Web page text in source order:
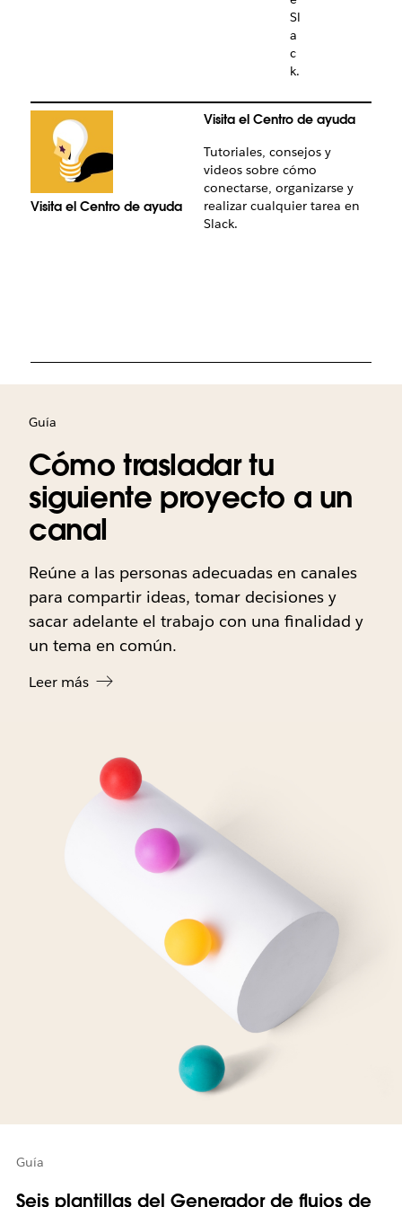
Sl
a
c
k.
Visita el Centro de ayuda
Visita el Centro de ayuda
Tutoriales, consejos y
videos sobre cómo
conectarse, organizarse y
realizar cualquier tarea en
Slack.
Guía
Cómo trasladar tu
siguiente proyecto a un
canal
Reúne a las personas adecuadas en canales
para compartir ideas, tomar decisiones y
sacar adelante el trabajo con una finalidad y
un tema en común.
Leer más
Guía
Seis plantillas del Generador de flujos de